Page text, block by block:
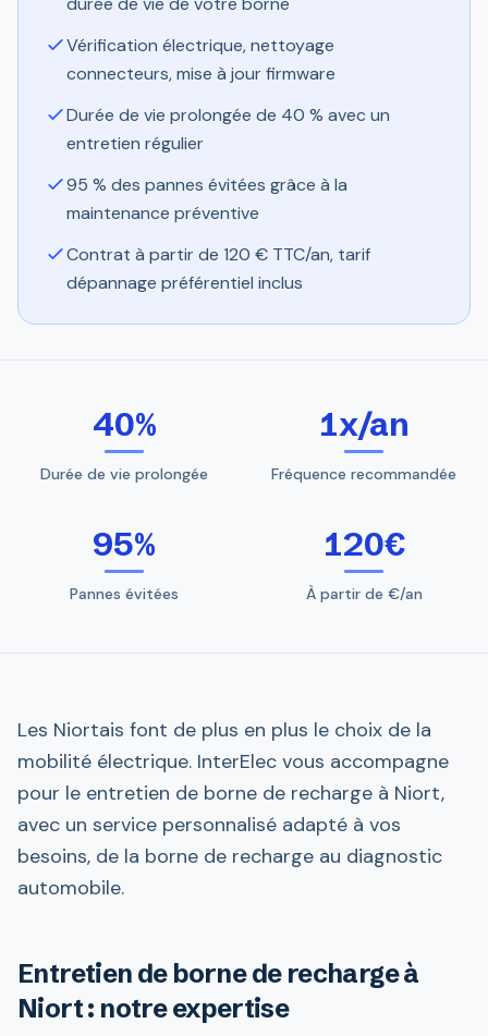
Vérification électrique, nettoyage
connecteurs, mise à jour firmware
Durée de vie prolongée de 40 % avec un
entretien régulier
95 % des pannes évitées grâce à la
maintenance préventive
Contrat à partir de 120 € TTC/an, tarif
dépannage préférentiel inclus
40%
Durée de vie prolongée
1x/an
Fréquence recommandée
95%
Pannes évitées
120€
À partir de €/an
Les Niortais font de plus en plus le choix de la
mobilité électrique. InterElec vous accompagne
pour le entretien de borne de recharge à Niort,
avec un service personnalisé adapté à vos
besoins, de la borne de recharge au diagnostic
automobile.
Entretien de borne de recharge à
Niort : notre expertise